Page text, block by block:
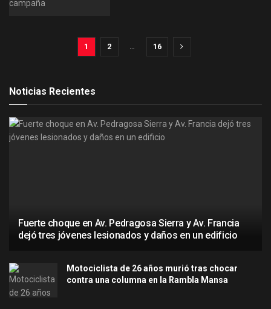
1 2 16
Noticias Recientes
Fuerte choque en Av. Pedragosa Sierra y Av. Francia
dejó tres jóvenes lesionados y daños en un edificio
Motociclista de 26 años murió tras chocar
contra una columna en la Rambla Mansa